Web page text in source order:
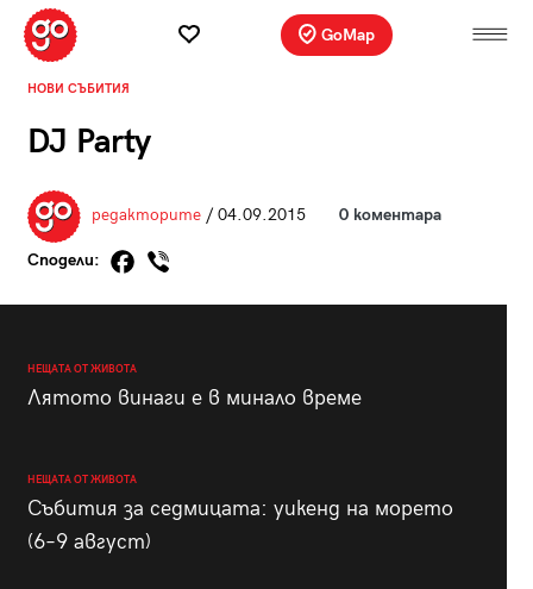
GoMap
НОВИ СЪБИТИЯ
DJ Party
редакторите/ 04.09.2015 0 коментара
Сподели:
НЕЩАТА ОТ ЖИВОТА
Лятото винаги е в минало време
НЕЩАТА ОТ ЖИВОТА
Събития за седмицата: уикенд на морето
(6–9 август)